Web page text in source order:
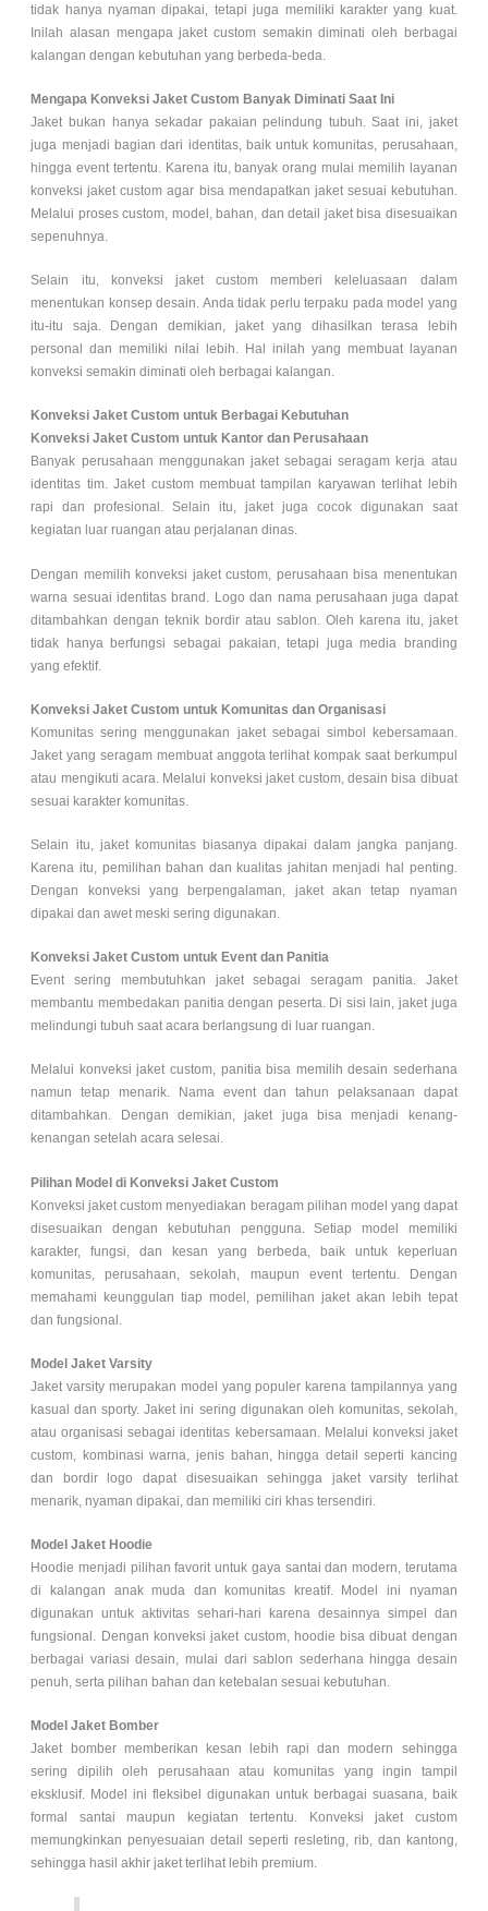
tidak hanya nyaman dipakai, tetapi juga memiliki karakter yang kuat.
Inilah alasan mengapa jaket custom semakin diminati oleh berbagai
kalangan dengan kebutuhan yang berbeda-beda.
Mengapa Konveksi Jaket Custom Banyak Diminati Saat Ini
Jaket bukan hanya sekadar pakaian pelindung tubuh. Saat ini, jaket
juga menjadi bagian dari identitas, baik untuk komunitas, perusahaan,
hingga event tertentu. Karena itu, banyak orang mulai memilih layanan
konveksi jaket custom agar bisa mendapatkan jaket sesuai kebutuhan.
Melalui proses custom, model, bahan, dan detail jaket bisa disesuaikan
sepenuhnya.
Selain itu, konveksi jaket custom memberi keleluasaan dalam
menentukan konsep desain. Anda tidak perlu terpaku pada model yang
itu-itu saja. Dengan demikian, jaket yang dihasilkan terasa lebih
personal dan memiliki nilai lebih. Hal inilah yang membuat layanan
konveksi semakin diminati oleh berbagai kalangan.
Konveksi Jaket Custom untuk Berbagai Kebutuhan
Konveksi Jaket Custom untuk Kantor dan Perusahaan
Banyak perusahaan menggunakan jaket sebagai seragam kerja atau
identitas tim. Jaket custom membuat tampilan karyawan terlihat lebih
rapi dan profesional. Selain itu, jaket juga cocok digunakan saat
kegiatan luar ruangan atau perjalanan dinas.
Dengan memilih konveksi jaket custom, perusahaan bisa menentukan
warna sesuai identitas brand. Logo dan nama perusahaan juga dapat
ditambahkan dengan teknik bordir atau sablon. Oleh karena itu, jaket
tidak hanya berfungsi sebagai pakaian, tetapi juga media branding
yang efektif.
Konveksi Jaket Custom untuk Komunitas dan Organisasi
Komunitas sering menggunakan jaket sebagai simbol kebersamaan.
Jaket yang seragam membuat anggota terlihat kompak saat berkumpul
atau mengikuti acara. Melalui konveksi jaket custom, desain bisa dibuat
sesuai karakter komunitas.
Selain itu, jaket komunitas biasanya dipakai dalam jangka panjang.
Karena itu, pemilihan bahan dan kualitas jahitan menjadi hal penting.
Dengan konveksi yang berpengalaman, jaket akan tetap nyaman
dipakai dan awet meski sering digunakan.
Konveksi Jaket Custom untuk Event dan Panitia
Event sering membutuhkan jaket sebagai seragam panitia. Jaket
membantu membedakan panitia dengan peserta. Di sisi lain, jaket juga
melindungi tubuh saat acara berlangsung di luar ruangan.
Melalui konveksi jaket custom, panitia bisa memilih desain sederhana
namun tetap menarik. Nama event dan tahun pelaksanaan dapat
ditambahkan. Dengan demikian, jaket juga bisa menjadi kenang-
kenangan setelah acara selesai.
Pilihan Model di Konveksi Jaket Custom
Konveksi jaket custom menyediakan beragam pilihan model yang dapat
disesuaikan dengan kebutuhan pengguna. Setiap model memiliki
karakter, fungsi, dan kesan yang berbeda, baik untuk keperluan
komunitas, perusahaan, sekolah, maupun event tertentu. Dengan
memahami keunggulan tiap model, pemilihan jaket akan lebih tepat
dan fungsional.
Model Jaket Varsity
Jaket varsity merupakan model yang populer karena tampilannya yang
kasual dan sporty. Jaket ini sering digunakan oleh komunitas, sekolah,
atau organisasi sebagai identitas kebersamaan. Melalui konveksi jaket
custom, kombinasi warna, jenis bahan, hingga detail seperti kancing
dan bordir logo dapat disesuaikan sehingga jaket varsity terlihat
menarik, nyaman dipakai, dan memiliki ciri khas tersendiri.
Model Jaket Hoodie
Hoodie menjadi pilihan favorit untuk gaya santai dan modern, terutama
di kalangan anak muda dan komunitas kreatif. Model ini nyaman
digunakan untuk aktivitas sehari-hari karena desainnya simpel dan
fungsional. Dengan konveksi jaket custom, hoodie bisa dibuat dengan
berbagai variasi desain, mulai dari sablon sederhana hingga desain
penuh, serta pilihan bahan dan ketebalan sesuai kebutuhan.
Model Jaket Bomber
Jaket bomber memberikan kesan lebih rapi dan modern sehingga
sering dipilih oleh perusahaan atau komunitas yang ingin tampil
eksklusif. Model ini fleksibel digunakan untuk berbagai suasana, baik
formal santai maupun kegiatan tertentu. Konveksi jaket custom
memungkinkan penyesuaian detail seperti resleting, rib, dan kantong,
sehingga hasil akhir jaket terlihat lebih premium.